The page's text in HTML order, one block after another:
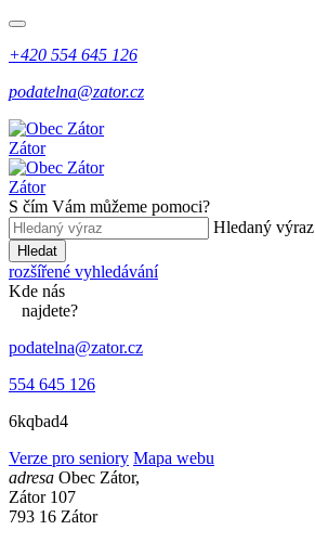
+420 554 645 126
podatelna@zator.cz
Zátor
Zátor
S čím Vám můžeme pomoci?
Hledaný výraz
Hledat
rozšířené vyhledávání
Kde nás
najdete?
podatelna@zator.cz
554 645 126
6kqbad4
Verze pro seniory Mapa webu
adresa Obec Zátor,
Zátor 107
793 16 Zátor